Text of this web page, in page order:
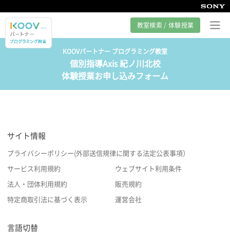
教室検索 / 体験授業
プログラミング教室とは
カリキュラム紹介
サポート
KOOVパートナー プログラミング教室
個別指導Axis 紀ノ川北校
体験授業お申し込みフォーム
サイト情報
プライバシーポリシー(外部送信規律に関する法定公表事項）
サービス利用規約 ウェブサイト利用条件
法人・団体利用規約 販売規約
特定商取引法に基づく表示 運営会社
言語切替